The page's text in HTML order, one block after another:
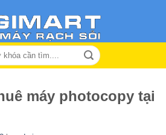
máy photocopy tại